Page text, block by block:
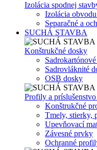
Izolácia spodnej
Izolácia
Separačné a
SUCHÁ STAVBA
Konštrukčné dosky
Sadrovláknité
OSB dosky
Profily a
Konštrukčné
Tmely, stierky,
Upevňovací
Závesné prvky
Ochranné